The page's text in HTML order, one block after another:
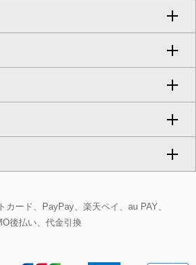
Lサイズ
ミソール
ジー
・ドレス
ンツ
パンツ
インワン
カート
ト
ト
ット
ト
ース
ルゾン
物
・スヌード
ー
ー
グル
ュ
ワー
カード、PayPay、楽天ペイ、au PAY、
後払い、代金引換